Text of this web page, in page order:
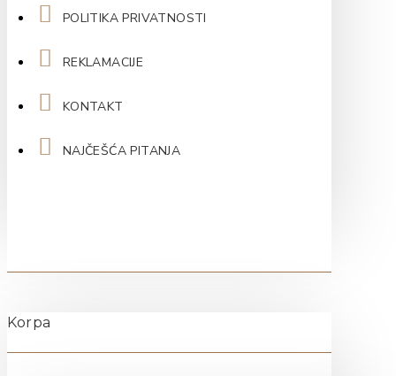
POLITIKA PRIVATNOSTI
REKLAMACIJE
KONTAKT
NAJČEŠĆA PITANJA
Korpa